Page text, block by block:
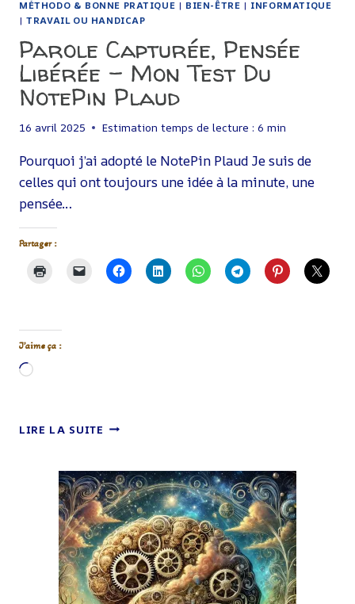
MÉTHODO & BONNE PRATIQUE | BIEN-ÊTRE | INFORMATIQUE
|TRAVAIL OU HANDICAP
Parole Capturée, Pensée
Libérée – Mon Test Du
NotePin Plaud
16 avril 2025 Estimation temps de lecture : 6 min
Pourquoi j’ai adopté le NotePin Plaud Je suis de
celles qui ont toujours une idée à la minute, une
pensée…
Partager :
J’aime ça :
Chargement…
LIRE LA SUITE PAROLE
LIBÉRÉE
–
MON
TEST
DU
NOTEPIN
PLAUD